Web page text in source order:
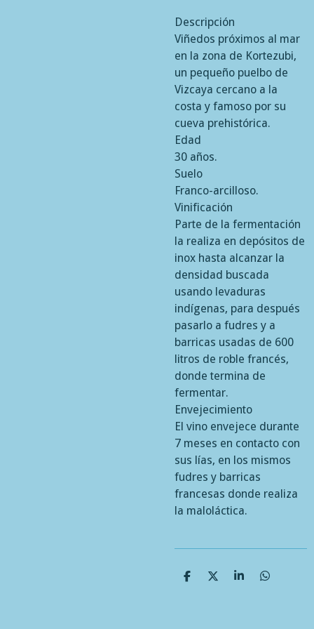
Descripción
Viñedos próximos al mar
en la zona de Kortezubi,
un pequeño puelbo de
Vizcaya cercano a la
costa y famoso por su
cueva prehistórica.
Edad
30 años.
Suelo
Franco-arcilloso.
Vinificación
Parte de la fermentación
la realiza en depósitos de
inox hasta alcanzar la
densidad buscada
usando levaduras
indígenas, para después
pasarlo a fudres y a
barricas usadas de 600
litros de roble francés,
donde termina de
fermentar.
Envejecimiento
El vino envejece durante
7 meses en contacto con
sus lías, en los mismos
fudres y barricas
francesas donde realiza
la maloláctica.
C
C
C
C